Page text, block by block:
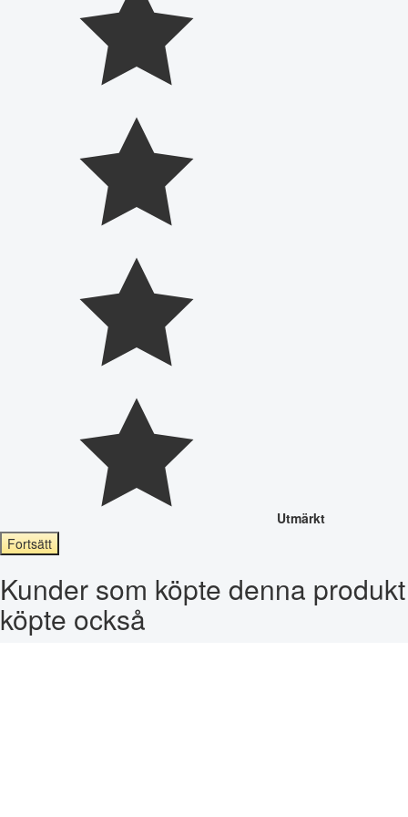
Utmärkt
Fortsätt
Kunder som köpte denna produkt
köpte också